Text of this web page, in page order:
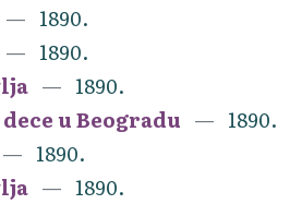
1890.
1890.
1890.
u Beogradu
1890.
1890.
1890.